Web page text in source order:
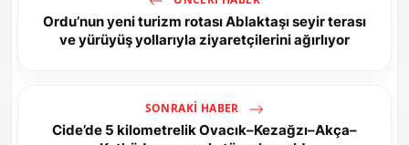
Ordu’nun yeni turizm rotası Ablaktaşı seyir terası
ve yürüyüş yollarıyla ziyaretçilerini ağırlıyor
SONRAKI HABER
Cide’de 5 kilometrelik Ovacık–Kezağzı–Akça–